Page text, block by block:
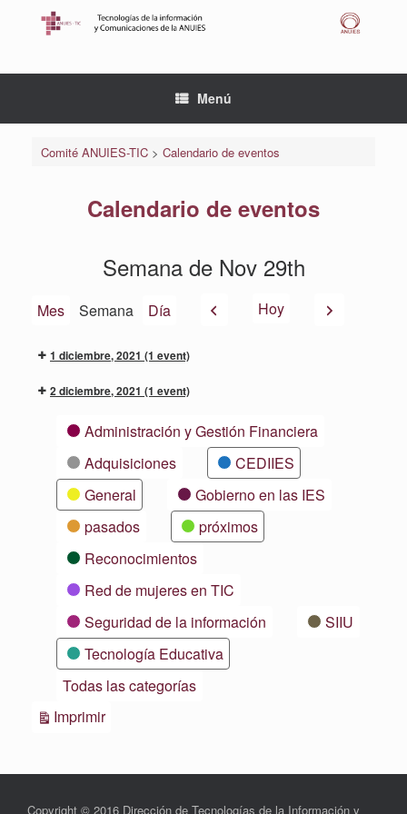
Menú
Comité ANUIES-TIC> Calendario de eventos
Calendario de eventos
Semana de Nov 29th
Mes Semana Día AnteriorHoy Siguiente
1 diciembre, 2021 (1 event)
2 diciembre, 2021 (1 event)
CategoríasAdministración y Gestión Financiera
Adquisiciones
CEDIIES
General
Gobierno en las IES
pasados
próximos
Reconocimientos
Red de mujeres en TIC
Seguridad de la información
SIIU
Tecnología Educativa
Todas las categorías
ImprimirVistas
Copyright © 2016 Dirección de Tecnologías de la Información y